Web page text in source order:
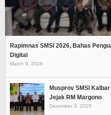
Rapimnas SMSI 2026, Bahas
Digital
March 9, 2026
Musprov SMSI
Jejak RM Margono
December 3, 2025